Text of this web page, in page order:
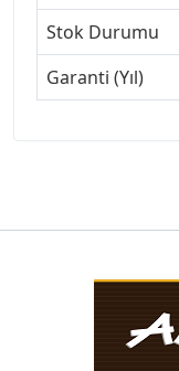
Stok Durumu
Garanti (Yıl)